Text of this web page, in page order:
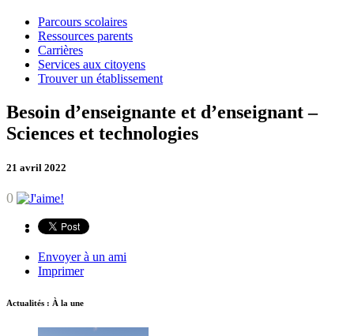
Parcours scolaires
Ressources parents
Carrières
Services aux citoyens
Trouver un établissement
Besoin d’enseignante et d’enseignant –
Sciences et technologies
21 avril 2022
0
Envoyer à un ami
Imprimer
Actualités : À la une